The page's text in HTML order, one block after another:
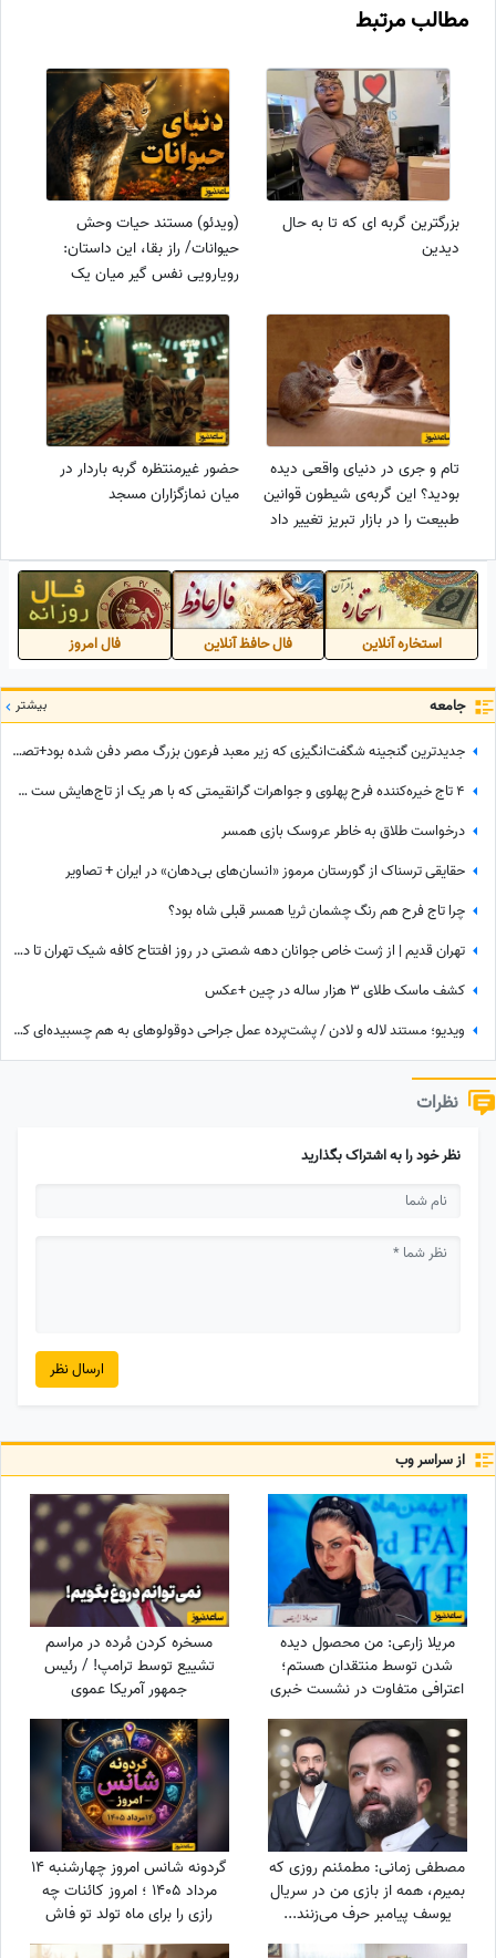
مطالب مرتبط
بزرگترین گربه ای که تا به حال
دیدین
(ویدئو) مستند حیات وحش
حیوانات/ راز بقا، این داستان:
رویارویی نفس گیر میان یک
در قلب جنگل
تام و جری در دنیای واقعی دیده
بودید؟ این گربه‌‌ی شیطون قوانین
طبیعت را در بازار تبریز تغییر داد
حضور غیرمنتظره گربه باردار در
میان نمازگزاران مسجد
استخاره آنلاین فال حافظ آنلاین فال امروز
جامعه بیشتر
جدیدترین گنجینه شگفت‌انگیزی که زیر معبد فرعون بزرگ مصر دفن شده بود+تصاویر/ معبد فراعنه بعد از هر اکتشاف حیرت‌انگیزتر میشه
4 تاج خیره‌کننده فرح پهلوی و جواهرات گرانقیمتی که با هر یک از تاج‌هایش ست میکرد/ لاکچری‌بازی‌های بیخودی که ثروت ایران را به باد داد
درخواست طلاق به خاطر عروسک‌ بازی همسر
حقایقی ترسناک از گورستان مرموز «انسان‌های بی‌دهان» در ایران + تصاویر
چرا تاج فرح هم رنگ چشمان ثریا همسر قبلی شاه بود؟
تهران قدیم | از ژست خاص جوانان دهه شصتی در روز افتتاح کافه شیک تهران تا دور دور دختر جوان و سگش با رنوی قرمز در سال 78
کشف ماسک طلای 3 هزار ساله در چین +عکس
ویدیو؛ مستند لاله و لادن / پشت‌پرده عمل جراحی دوقولوهای به هم چسبیده‌ای که هرگز همدیگر را ندیدند!
نظرات
نظر خود را به اشتراک بگذارید
ارسال نظر
از سراسر وب
مریلا زارعی: من محصول دیده
شدن توسط منتقدان هستم؛
اعترافی متفاوت در نشست خبری
«موسی کلیم‌الله» + ویدئو
مسخره کردن مُرده در مراسم
تشییع توسط ترامپ! / رئیس
جمهور آمریکا عموی
سلطنت‌طلب‌ها را با جوک و خنده
راهی جهنم کرد
مصطفی زمانی: مطمئنم روزی که
بمیرم، همه از بازی من در سریال
یوسف پیامبر حرف می‌زنند...
+ویدیو
گردونه شانس امروز چهارشنبه 14
مرداد 1405 ؛ امروز کائنات چه
رازی را برای ماه تولد تو فاش
کرده؟